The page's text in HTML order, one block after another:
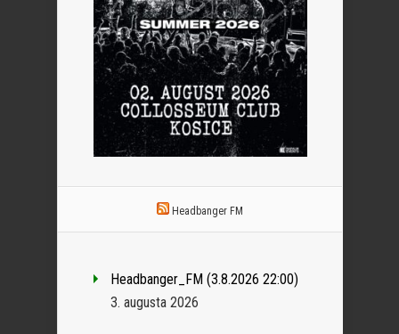
Headbanger FM
Headbanger_FM (3.8.2026 22:00)
3. augusta 2026